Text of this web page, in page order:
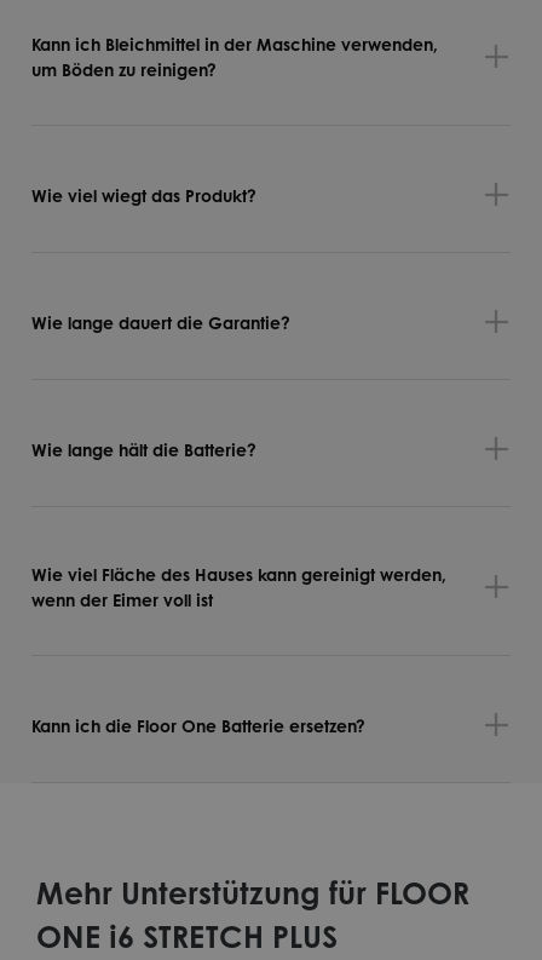
Kann ich Bleichmittel in der Maschine verwenden,
um Böden zu reinigen?
Wie viel wiegt das Produkt?
Wie lange dauert die Garantie?
Wie lange hält die Batterie?
Wie viel Fläche des Hauses kann gereinigt werden,
wenn der Eimer voll ist
Kann ich die Floor One Batterie ersetzen?
Mehr Unterstützung für FLOOR
ONE i6 STRETCH PLUS